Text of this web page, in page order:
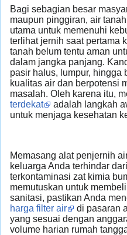
Bagi sebagian besar
maupun pinggiran, air
utama untuk memenuhi
terlihat jernih saat pertama
tanah belum tentu aman
dalam jangka panjang.
pasir halus, lumpur, hingga
kualitas air dan berpotensi
masalah. Oleh karena itu,
terdekat
adalah langkah
untuk menjaga kesehatan
Memasang alat penjernih
keluarga Anda terhindar
terkontaminasi zat kimia
memutuskan untuk
sanitasi, pastikan Anda
harga filter air
di pasaran
yang sesuai dengan
volume harian rumah